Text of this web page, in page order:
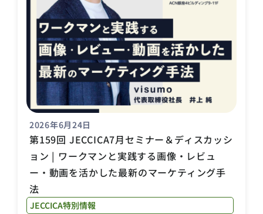
2026年6月24日
第159回 JECCICA7月セミナー＆ディスカッシ
ョン | ワークマンと実践する画像・レビュ
ー・動画を活かした最新のマーケティング手
法
JECCICA特別情報